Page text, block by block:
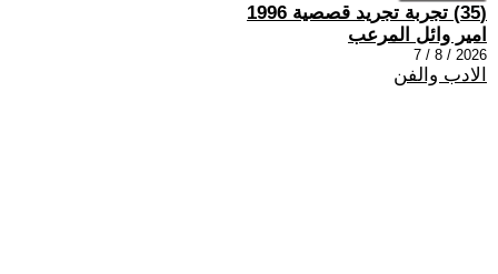
(35) تجربة تجريد قصصية 1996
امير وائل المرعب
2026 / 8 / 7
الادب والفن